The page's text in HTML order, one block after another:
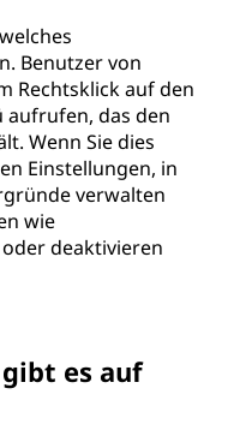
Benutzer von
Rechtsklick auf den
das den
Wenn Sie dies
Einstellungen, in
verwalten
wie
deaktivieren
es auf